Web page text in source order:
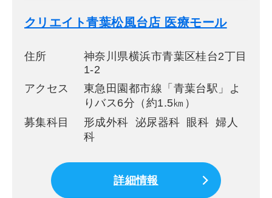
クリエイト青葉松風台店 医療モール
住所
神奈川県横浜市青葉区桂台2丁目
1-2
アクセス
東急田園都市線「青葉台駅」よ
りバス6分（約1.5㎞）
募集科目
形成外科 泌尿器科 眼科 婦人
科
詳細情報